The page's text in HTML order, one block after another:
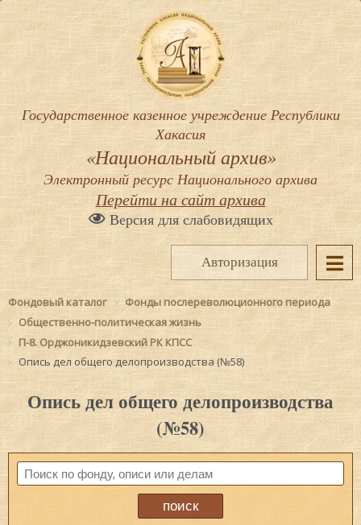
Государственное казенное учреждение Республики
Хакасия
«Национальный архив»
Электронный ресурс Национального архива
Перейти на сайт архива
Версия для слабовидящих
Авторизация
Фондовый каталог
Фонды послереволюционного периода
Общественно-политическая жизнь
П-8. Орджоникидзевский РК КПСС
Опись дел общего делопроизводства (№58)
Опись дел общего делопроизводства
(№58)